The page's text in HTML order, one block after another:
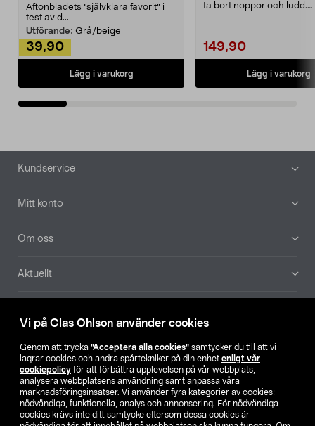
Vi på Clas Ohlson använder cookies
Genom att trycka ”Acceptera alla cookies” samtycker du till att vi
lagrar cookies och andra spårtekniker på din enhet enligt vår
cookiepolicy för att förbättra upplevelsen på vår webbplats,
analysera webbplatsens användning samt anpassa våra
marknadsföringsinsatser. Vi använder fyra kategorier av cookies:
nödvändiga, funktionella, analys och annonsering. För nödvändiga
cookies krävs inte ditt samtycke eftersom dessa cookies är
Aftonbladets "självklara favorit” i
test av d...
Utförande: Grå/beige
39,90
Lägg i varukorg
ta bort noppor och ludd.
149,90
Lägg i varukorg
Sidfot
Kundservice
Mitt konto
Om oss
Aktuellt
Hitta butik
SE NO FI